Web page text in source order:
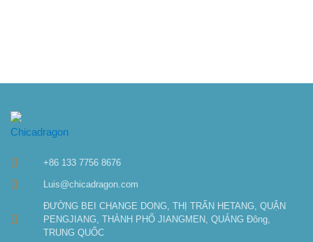
+86 133 7756 8676
Luis@chicadragon.com
ĐƯỜNG BEI CHANGE DONG, THỊ TRẤN HETANG, QUẬN
PENGJIANG, THÀNH PHỐ JIANGMEN, QUẢNG Đông,
TRUNG QUỐC